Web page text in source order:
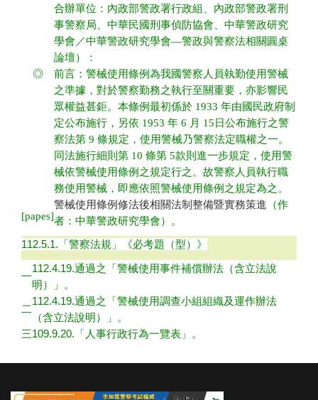
◎
合辦單位：內政部警政署行政組、內政部警政署刑
事警察局、中華民國刑事偵防協會、中華警政研究
學會／中華警政研究學會—警政與警察法相關圓桌
論壇）：
前言：警械使用條例為我國警察人員執勤使用警械
之準據，對於警察勤務之執行至關重要，亦影響民
眾權益甚鉅。本條例最初係於 1933 年由國民政府制
定公布施行，另依 1953 年 6 月 15日公布施行之警
察法第 9 條規定，使用警械乃警察法定職權之一。
同法施行細則第 10 條第 5款則進一步規定，使用警
械依警械使用條例之規定行之。故警察人員執行職
務使用警械，即應依照警械使用條例之規定為之。
[papes]
警械使用條例修法後相關法制整備暨實務策進 （作
者：中華警政研究學會）。
112.5.1. 「警察法規」 《必考題（型）》
一
112.4.19.通過之「 警械使用事件補償辦法（含立法說
明）
」。
二
112.4.19.通過之「 警械使用調查小組組織及運作辦法
（含立法說明 ）」。
三109.9.20.「 人事行政行為一覽表 」。